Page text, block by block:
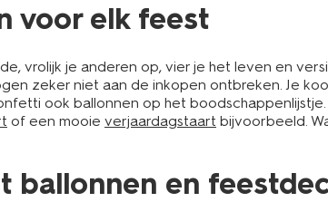
voor elk feest
vrolijk je anderen op, vier je het leven en
zeker niet aan de inkopen ontbreken. Je
ook ballonnen op het
of een mooie verjaardagstaart bijvoorbeeld.
ballonnen en